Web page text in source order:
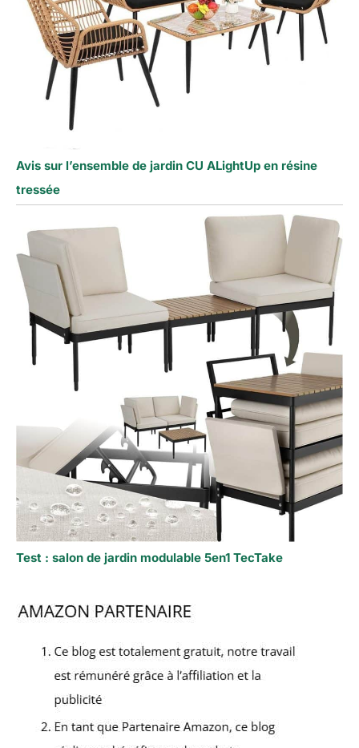
Avis sur l’ensemble de jardin CU ALightUp en résine
tressée
Test : salon de jardin modulable 5en1 TecTake